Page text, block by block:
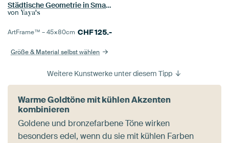
Städtische Geometrie in Smaragd
von Yaya's
ArtFrame™ –45×80cm CHF125.-
Größe & Material selbst wählen
Weitere Kunstwerke unter diesem Tipp
Warme Goldtöne mit kühlen Akzenten
kombinieren
Goldene und bronzefarbene Töne wirken
besonders edel, wenn du sie mit kühlen Farben